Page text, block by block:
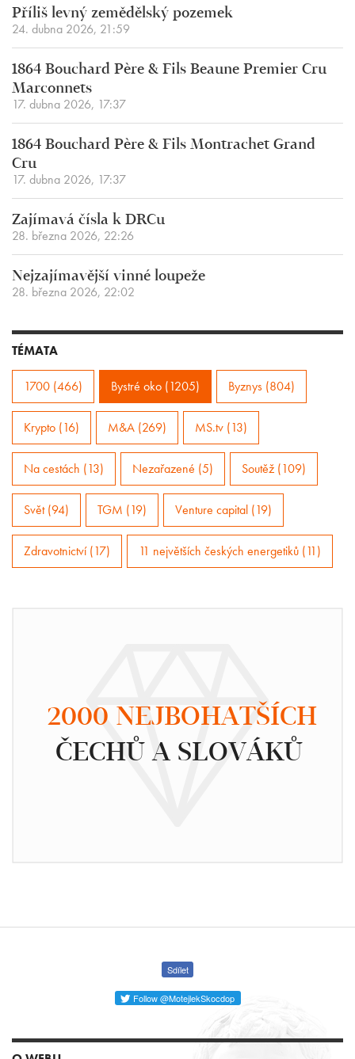
Příliš levný zemědělský pozemek
24. dubna 2026, 21:59
1864 Bouchard Père & Fils Beaune Premier Cru
Marconnets
17. dubna 2026, 17:37
1864 Bouchard Père & Fils Montrachet Grand
Cru
17. dubna 2026, 17:37
Zajímavá čísla k DRCu
28. března 2026, 22:26
Nejzajímavější vinné loupeže
28. března 2026, 22:02
TÉMATA
1700 (466) Bystré oko (1205) Byznys (804)
Krypto (16) M&A (269) MS.tv (13)
Na cestách (13) Nezařazené (5) Soutěž (109)
Svět (94) TGM (19) Venture capital (19)
Zdravotnictví (17) 11 největších českých energetiků (11)
2000 NEJBOHATŠÍCH
ČECHŮ A SLOVÁKŮ
Sdílet
Follow @MotejlekSkocdop